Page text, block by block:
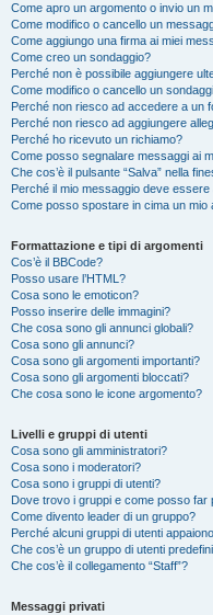
Come apro un argomento o invio un
Come modifico o cancello un
Come aggiungo una firma ai miei
Come creo un sondaggio?
Perché non è possibile aggiungere
Come modifico o cancello un
Perché non riesco ad accedere a un
Perché non riesco ad aggiungere
Perché ho ricevuto un richiamo?
Come posso segnalare messaggi ai
Che cos’è il pulsante “Salva” nella
Perché il mio messaggio deve
Come posso spostare in cima un mio
Formattazione e tipi di argomenti
Cos’è il BBCode?
Posso usare l’HTML?
Cosa sono le emoticon?
Posso inserire delle immagini?
Che cosa sono gli annunci globali?
Cosa sono gli annunci?
Cosa sono gli argomenti importanti?
Cosa sono gli argomenti bloccati?
Che cosa sono le icone argomento?
Livelli e gruppi di utenti
Cosa sono gli amministratori?
Cosa sono i moderatori?
Cosa sono i gruppi di utenti?
Dove trovo i gruppi e come posso far
Come divento leader di un gruppo?
Perché alcuni gruppi di utenti
Che cos’è un gruppo di utenti
Che cos’è il collegamento “Staff”?
Messaggi privati